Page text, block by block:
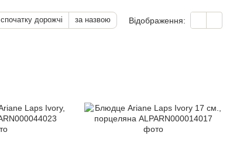
спочатку дорожчі за назвою Відображення: